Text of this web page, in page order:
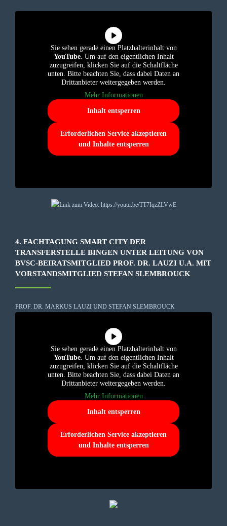
Sie sehen gerade einen Platzhalterinhalt von
YouTube. Um auf den eigentlichen Inhalt
zuzugreifen, klicken Sie auf die Schaltfläche
unten. Bitte beachten Sie, dass dabei Daten an
Drittanbieter weitergegeben werden.
Mehr Informationen
Inhalt entsperren
Erforderlichen Service akzeptieren
und Inhalte entsperren
4. FACHTAGUNG SMART CITY DER
TRANSFERSTELLE BINGEN UNTER LEITUNG VON
BVSC-BEIRATSMITGLIED PROF. DR. LAUZI U.A. MIT
VORSTANDSMITGLIED STEFAN SLEMBROUCK
PROF. DR. MARKUS LAUZI UND STEFAN SLEMBROUCK
Sie sehen gerade einen Platzhalterinhalt von
YouTube. Um auf den eigentlichen Inhalt
zuzugreifen, klicken Sie auf die Schaltfläche
unten. Bitte beachten Sie, dass dabei Daten an
Drittanbieter weitergegeben werden.
Mehr Informationen
Inhalt entsperren
Erforderlichen Service akzeptieren
und Inhalte entsperren